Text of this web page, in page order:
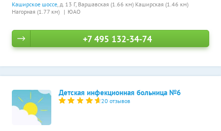
Каширское шоссе, д. 13 Г, Варшавская (1.66 км) Каширская (1.46 км)
Нагорная (1.77 км)
ЮАО
+7 495 132-34-74
Детская инфекционная больница №6
20 отзывов